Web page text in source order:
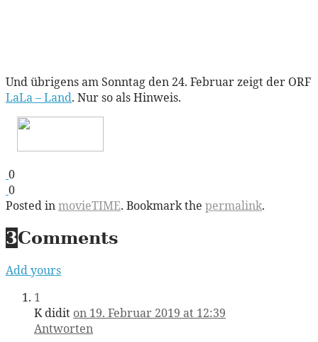
Und übrigens am Sonntag den 24. Februar zeigt der ORF
LaLa – Land. Nur so als Hinweis.
0
0
Posted inmovieTIME. Bookmark the permalink.
3Comments
Add yours
1
K didit on 19. Februar 2019 at 12:39
Antworten